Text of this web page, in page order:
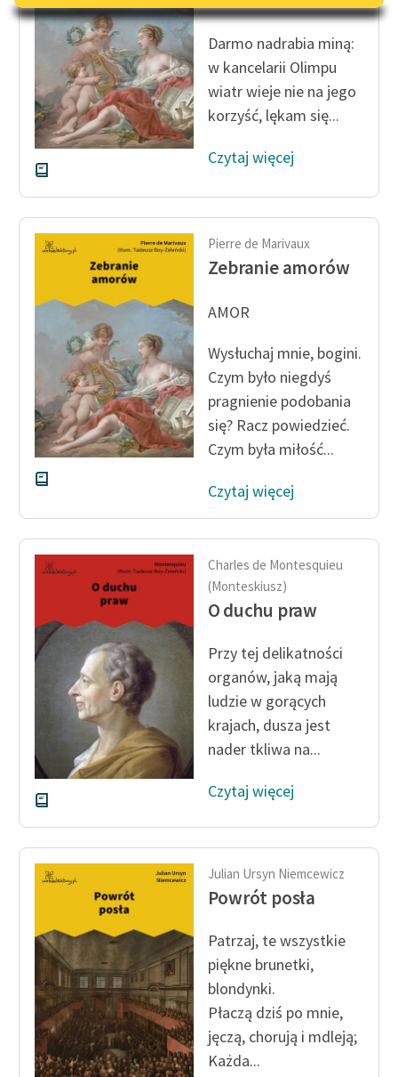
uczennic i uczniów z
niepełnosprawnościami
E-kolekcja lektur
szkolnych i literatury do
słuchania dla uczennic i
uczniów z
niepełnosprawnościami
Feministyczne inspiracje.
skandynawskiej literatury
feministycznej
Ręce pełne poezji
Kolekcje edukacyjne
twórców przechodzących
do domeny publicznej,
lektur szkolnych oraz
Starego Testamentu
Odkurzamy bohaterów
Szkoła Poezji Wolnych
O nas
Kontakt
Zespół
Zasady wykorzystania
Wolnych Lektur
Logotypy
Materiały promocyjne
Polityka prywatności
Regulamin biblioteki
Dane fundacji i
sprawozdania finansowe
Regulamin darowizn
Informacja o treściach
wrażliwych
Deklaracja dostępności
Darmo nadrabia miną:
w kancelarii Olimpu
wiatr wieje nie na jego
korzyść, lękam się...
Czytaj więcej
Pierre de Marivaux
Zebranie amorów
AMOR
Wysłuchaj mnie, bogini.
Czym było niegdyś
pragnienie podobania
się? Racz powiedzieć.
Czym była miłość...
Czytaj więcej
Charles de Montesquieu
(Monteskiusz)
O duchu praw
Przy tej delikatności
organów, jaką mają
ludzie w gorących
krajach, dusza jest
nader tkliwa na...
Czytaj więcej
Julian Ursyn Niemcewicz
Powrót posła
Patrzaj, te wszystkie
piękne brunetki,
blondynki.
Płaczą dziś po mnie,
jęczą, chorują i mdleją;
Każda...